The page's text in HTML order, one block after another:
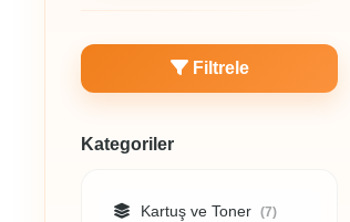
Filtrele
Kategoriler
Kartuş ve Toner (7)